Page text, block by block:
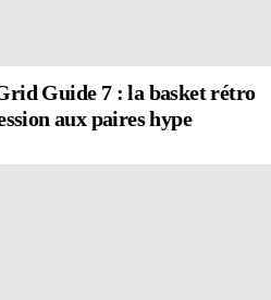
Guide 7 : la basket rétro
aux paires hype